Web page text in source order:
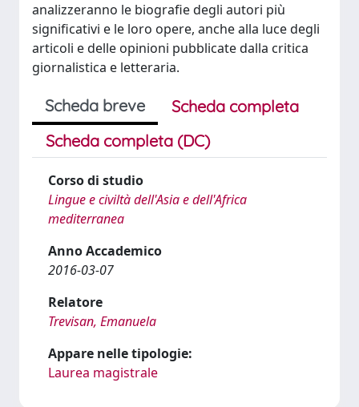
analizzeranno le biografie degli autori più
significativi e le loro opere, anche alla luce degli
articoli e delle opinioni pubblicate dalla critica
giornalistica e letteraria.
Scheda breve
Scheda completa
Scheda completa (DC)
Corso di studio
Lingue e civiltà dell'Asia e dell'Africa
mediterranea
Anno Accademico
2016-03-07
Relatore
Trevisan, Emanuela
Appare nelle tipologie:
Laurea magistrale